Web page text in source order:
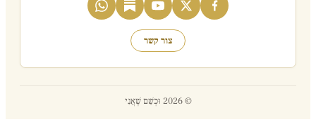
צור קשר
© 2026 וּכְשֵׁם שֶׁאֲנִי